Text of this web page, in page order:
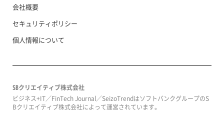
会社概要
セキュリティポリシー
個人情報について
SBクリエイティブ株式会社
ビジネス+IT／FinTech Journal／SeizoTrendはソフトバンクグループのS
Bクリエイティブ株式会社によって運営されています。